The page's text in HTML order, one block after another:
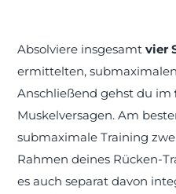
Absolviere insgesamtvier
ermittelten,
Anschließend gehst du im
Muskelversagen. Am
submaximale Training
Rahmen deines Rücken-
es auch separat davon